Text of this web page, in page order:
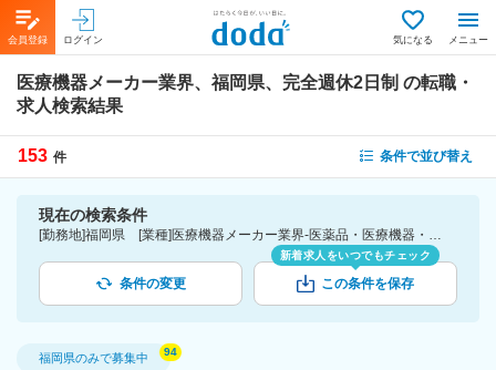
会員登録 ログイン 気になる メニュー
医療機器メーカー業界、福岡県、完全週休2日制 の転職・
求人検索結果
153 件 条件で並び替え
現在の検索条件
[勤務地]福岡県 [業種]医療機器メーカー業界-医薬品・医療機器・ライフサイエンス・医療系サービス [こだわり条件ピックアップ]完全週休2日制 [詳細条件](休日・働き方)完全週休2日制
条件の変更
新着求人をいつでもチェック
この条件を保存
福岡県のみで募集中